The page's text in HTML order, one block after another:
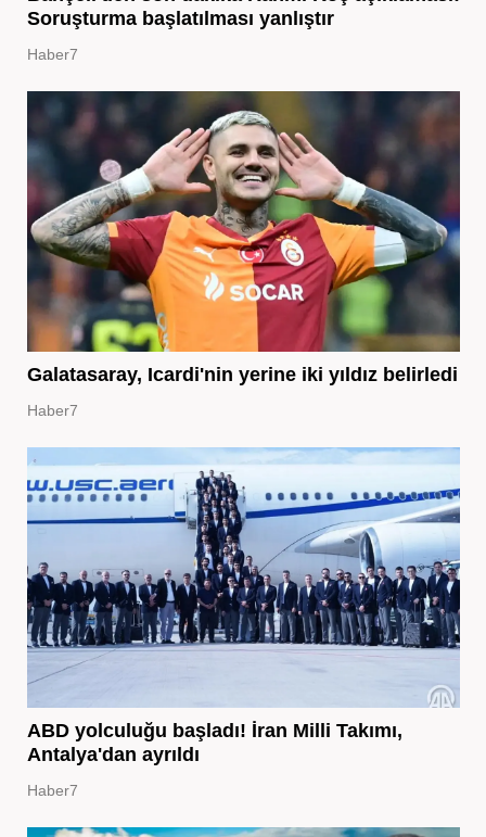
Soruşturma başlatılması yanlıştır
Haber7
Galatasaray, Icardi'nin yerine iki yıldız belirledi
Haber7
ABD yolculuğu başladı! İran Milli Takımı,
Antalya'dan ayrıldı
Haber7